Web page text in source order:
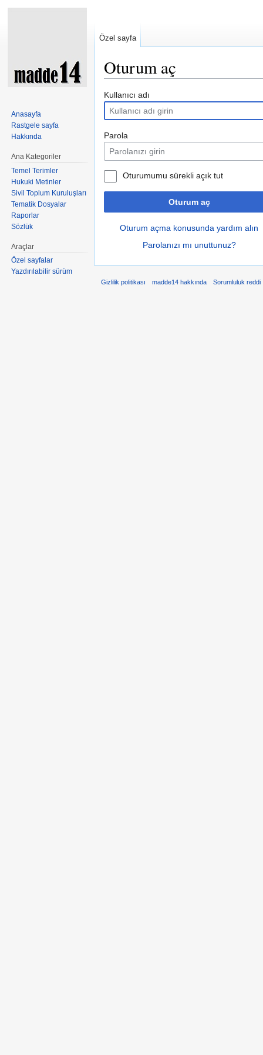
Oturum aç
Kullanıcı adı
Parola
Oturumumu sürekli açık tut
Oturum aç
Oturum açma konusunda yardım alın
Parolanızı mı unuttunuz?
Özel sayfa
Anasayfa
Rastgele sayfa
Hakkında
Ana Kategoriler
Temel Terimler
Hukuki Metinler
Sivil Toplum Kuruluşları
Tematik Dosyalar
Raporlar
Sözlük
Araçlar
Özel sayfalar
Yazdırılabilir sürüm
Gizlilik politikası madde14 hakkında Sorumluluk reddi